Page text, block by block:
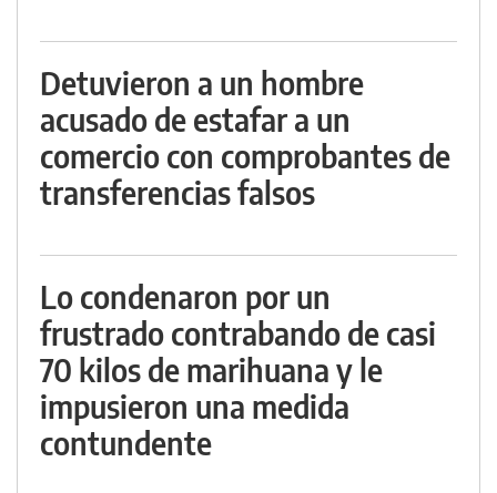
Detuvieron a un hombre
acusado de estafar a un
comercio con comprobantes de
transferencias falsos
Lo condenaron por un
frustrado contrabando de casi
70 kilos de marihuana y le
impusieron una medida
contundente